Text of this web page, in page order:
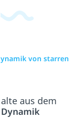
von starren
aus dem
Dynamik